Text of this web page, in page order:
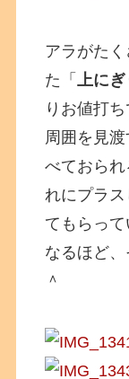
アラがた
た「上にぎ
りお値打ち
周囲を見
べておら
れにプラ
てもらって
なるほど
＾